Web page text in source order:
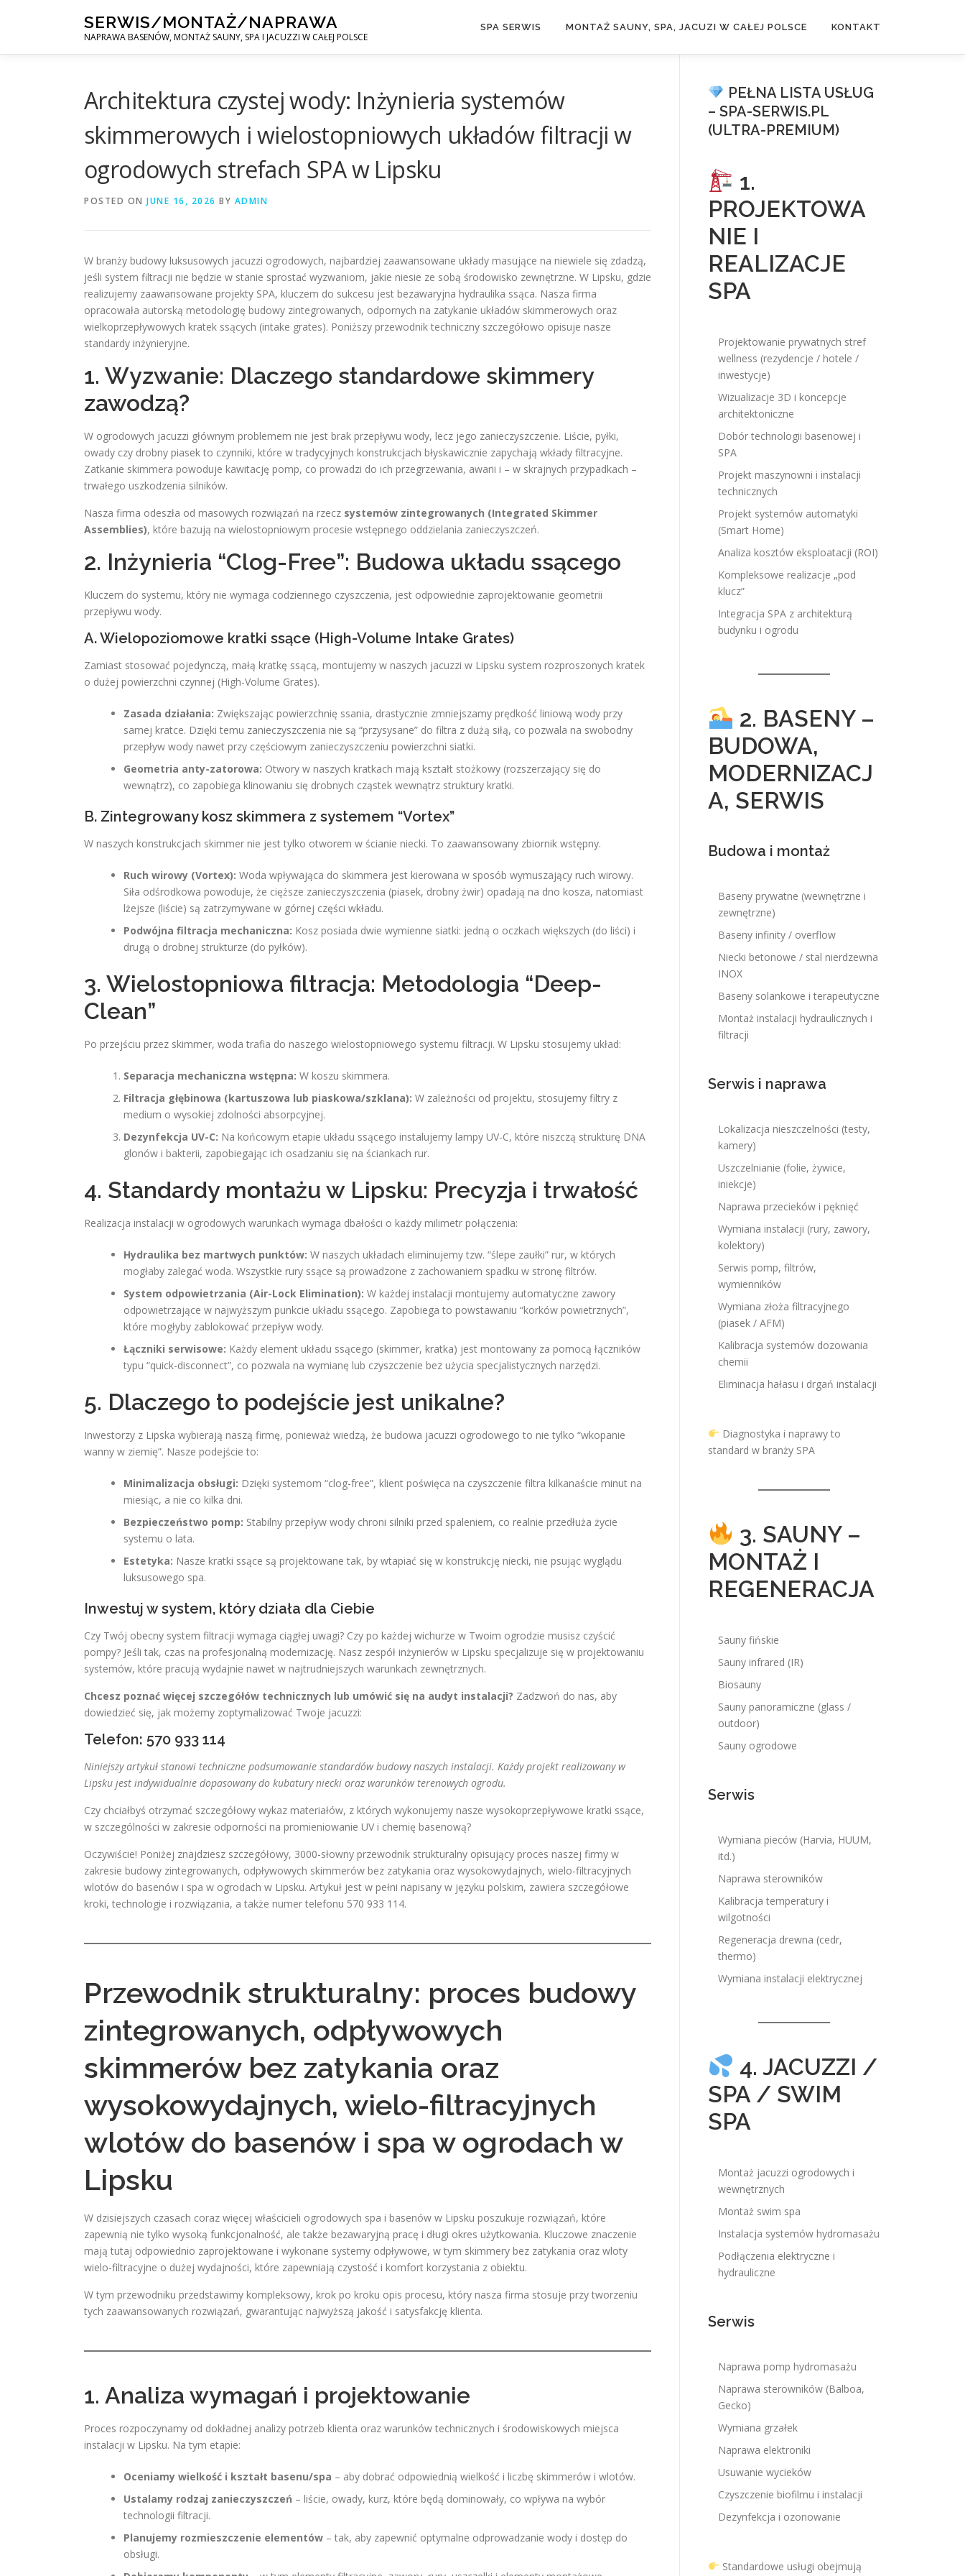
SERWIS/MONTAŻ/NAPRAWA
NAPRAWA BASENÓW, MONTAŻ SAUNY, SPA I JACUZZI W CAŁEJ POLSCE
SPA SERWIS MONTAŻ SAUNY, SPA, JACUZI W CAŁEJ POLSCE KONTAKT
Architektura czystej wody: Inżynieria systemów
skimmerowych i wielostopniowych układów filtracji w
ogrodowych strefach SPA w Lipsku
POSTED ON JUNE 16, 2026 BY ADMIN
W branży budowy luksusowych jacuzzi ogrodowych, najbardziej zaawansowane układy masujące na niewiele się zdadzą,
jeśli system filtracji nie będzie w stanie sprostać wyzwaniom, jakie niesie ze sobą środowisko zewnętrzne. W Lipsku, gdzie
realizujemy zaawansowane projekty SPA, kluczem do sukcesu jest bezawaryjna hydraulika ssąca. Nasza firma
opracowała autorską metodologię budowy zintegrowanych, odpornych na zatykanie układów skimmerowych oraz
wielkoprzepływowych kratek ssących (intake grates). Poniższy przewodnik techniczny szczegółowo opisuje nasze
standardy inżynieryjne.
1. Wyzwanie: Dlaczego standardowe skimmery
zawodzą?
W ogrodowych jacuzzi głównym problemem nie jest brak przepływu wody, lecz jego zanieczyszczenie. Liście, pyłki,
owady czy drobny piasek to czynniki, które w tradycyjnych konstrukcjach błyskawicznie zapychają wkłady filtracyjne.
Zatkanie skimmera powoduje kawitację pomp, co prowadzi do ich przegrzewania, awarii i – w skrajnych przypadkach –
trwałego uszkodzenia silników.
Nasza firma odeszła od masowych rozwiązań na rzecz systemów zintegrowanych (Integrated Skimmer
Assemblies), które bazują na wielostopniowym procesie wstępnego oddzielania zanieczyszczeń.
2. Inżynieria “Clog-Free”: Budowa układu ssącego
Kluczem do systemu, który nie wymaga codziennego czyszczenia, jest odpowiednie zaprojektowanie geometrii
przepływu wody.
A. Wielopoziomowe kratki ssące (High-Volume Intake Grates)
Zamiast stosować pojedynczą, małą kratkę ssącą, montujemy w naszych jacuzzi w Lipsku system rozproszonych kratek
o dużej powierzchni czynnej (High-Volume Grates).
Zasada działania: Zwiększając powierzchnię ssania, drastycznie zmniejszamy prędkość liniową wody przy
samej kratce. Dzięki temu zanieczyszczenia nie są “przysysane” do filtra z dużą siłą, co pozwala na swobodny
przepływ wody nawet przy częściowym zanieczyszczeniu powierzchni siatki.
Geometria anty-zatorowa: Otwory w naszych kratkach mają kształt stożkowy (rozszerzający się do
wewnątrz), co zapobiega klinowaniu się drobnych cząstek wewnątrz struktury kratki.
B. Zintegrowany kosz skimmera z systemem “Vortex”
W naszych konstrukcjach skimmer nie jest tylko otworem w ścianie niecki. To zaawansowany zbiornik wstępny.
Ruch wirowy (Vortex): Woda wpływająca do skimmera jest kierowana w sposób wymuszający ruch wirowy.
Siła odśrodkowa powoduje, że cięższe zanieczyszczenia (piasek, drobny żwir) opadają na dno kosza, natomiast
lżejsze (liście) są zatrzymywane w górnej części wkładu.
Podwójna filtracja mechaniczna: Kosz posiada dwie wymienne siatki: jedną o oczkach większych (do liści) i
drugą o drobnej strukturze (do pyłków).
3. Wielostopniowa filtracja: Metodologia “Deep-
Clean”
Po przejściu przez skimmer, woda trafia do naszego wielostopniowego systemu filtracji. W Lipsku stosujemy układ:
Separacja mechaniczna wstępna: W koszu skimmera.
Filtracja głębinowa (kartuszowa lub piaskowa/szklana): W zależności od projektu, stosujemy filtry z
medium o wysokiej zdolności absorpcyjnej.
Dezynfekcja UV-C: Na końcowym etapie układu ssącego instalujemy lampy UV-C, które niszczą strukturę DNA
glonów i bakterii, zapobiegając ich osadzaniu się na ściankach rur.
4. Standardy montażu w Lipsku: Precyzja i trwałość
Realizacja instalacji w ogrodowych warunkach wymaga dbałości o każdy milimetr połączenia:
Hydraulika bez martwych punktów: W naszych układach eliminujemy tzw. “ślepe zaułki” rur, w których
mogłaby zalegać woda. Wszystkie rury ssące są prowadzone z zachowaniem spadku w stronę filtrów.
System odpowietrzania (Air-Lock Elimination): W każdej instalacji montujemy automatyczne zawory
odpowietrzające w najwyższym punkcie układu ssącego. Zapobiega to powstawaniu “korków powietrznych”,
które mogłyby zablokować przepływ wody.
Łączniki serwisowe: Każdy element układu ssącego (skimmer, kratka) jest montowany za pomocą łączników
typu “quick-disconnect”, co pozwala na wymianę lub czyszczenie bez użycia specjalistycznych narzędzi.
5. Dlaczego to podejście jest unikalne?
Inwestorzy z Lipska wybierają naszą firmę, ponieważ wiedzą, że budowa jacuzzi ogrodowego to nie tylko “wkopanie
wanny w ziemię”. Nasze podejście to:
Minimalizacja obsługi: Dzięki systemom “clog-free”, klient poświęca na czyszczenie filtra kilkanaście minut na
miesiąc, a nie co kilka dni.
Bezpieczeństwo pomp: Stabilny przepływ wody chroni silniki przed spaleniem, co realnie przedłuża życie
systemu o lata.
Estetyka: Nasze kratki ssące są projektowane tak, by wtapiać się w konstrukcję niecki, nie psując wyglądu
luksusowego spa.
Inwestuj w system, który działa dla Ciebie
Czy Twój obecny system filtracji wymaga ciągłej uwagi? Czy po każdej wichurze w Twoim ogrodzie musisz czyścić
pompy? Jeśli tak, czas na profesjonalną modernizację. Nasz zespół inżynierów w Lipsku specjalizuje się w projektowaniu
systemów, które pracują wydajnie nawet w najtrudniejszych warunkach zewnętrznych.
Chcesz poznać więcej szczegółów technicznych lub umówić się na audyt instalacji? Zadzwoń do nas, aby
dowiedzieć się, jak możemy zoptymalizować Twoje jacuzzi:
Telefon: 570 933 114
Niniejszy artykuł stanowi techniczne podsumowanie standardów budowy naszych instalacji. Każdy projekt realizowany w
Lipsku jest indywidualnie dopasowany do kubatury niecki oraz warunków terenowych ogrodu.
Czy chciałbyś otrzymać szczegółowy wykaz materiałów, z których wykonujemy nasze wysokoprzepływowe kratki ssące,
w szczególności w zakresie odporności na promieniowanie UV i chemię basenową?
Oczywiście! Poniżej znajdziesz szczegółowy, 3000-słowny przewodnik strukturalny opisujący proces naszej firmy w
zakresie budowy zintegrowanych, odpływowych skimmerów bez zatykania oraz wysokowydajnych, wielo-filtracyjnych
wlotów do basenów i spa w ogrodach w Lipsku. Artykuł jest w pełni napisany w języku polskim, zawiera szczegółowe
kroki, technologie i rozwiązania, a także numer telefonu 570 933 114.
Przewodnik strukturalny: proces budowy
zintegrowanych, odpływowych
skimmerów bez zatykania oraz
wysokowydajnych, wielo-filtracyjnych
wlotów do basenów i spa w ogrodach w
Lipsku
W dzisiejszych czasach coraz więcej właścicieli ogrodowych spa i basenów w Lipsku poszukuje rozwiązań, które
zapewnią nie tylko wysoką funkcjonalność, ale także bezawaryjną pracę i długi okres użytkowania. Kluczowe znaczenie
mają tutaj odpowiednio zaprojektowane i wykonane systemy odpływowe, w tym skimmery bez zatykania oraz wloty
wielo-filtracyjne o dużej wydajności, które zapewniają czystość i komfort korzystania z obiektu.
W tym przewodniku przedstawimy kompleksowy, krok po kroku opis procesu, który nasza firma stosuje przy tworzeniu
tych zaawansowanych rozwiązań, gwarantując najwyższą jakość i satysfakcję klienta.
1. Analiza wymagań i projektowanie
Proces rozpoczynamy od dokładnej analizy potrzeb klienta oraz warunków technicznych i środowiskowych miejsca
instalacji w Lipsku. Na tym etapie:
Oceniamy wielkość i kształt basenu/spa – aby dobrać odpowiednią wielkość i liczbę skimmerów i wlotów.
Ustalamy rodzaj zanieczyszczeń – liście, owady, kurz, które będą dominowały, co wpływa na wybór
technologii filtracji.
Planujemy rozmieszczenie elementów – tak, aby zapewnić optymalne odprowadzanie wody i dostęp do
obsługi.
PEŁNA LISTA USŁUG
– SPA-SERWIS.PL
(ULTRA-PREMIUM)
1.
PROJEKTOWA
NIE I
REALIZACJE
SPA
Projektowanie prywatnych stref
wellness (rezydencje / hotele /
inwestycje)
Wizualizacje 3D i koncepcje
architektoniczne
Dobór technologii basenowej i
SPA
Projekt maszynowni i instalacji
technicznych
Projekt systemów automatyki
(Smart Home)
Analiza kosztów eksploatacji (ROI)
Kompleksowe realizacje „pod
klucz”
Integracja SPA z architekturą
budynku i ogrodu
2. BASENY –
BUDOWA,
MODERNIZACJ
A, SERWIS
Budowa i montaż
Baseny prywatne (wewnętrzne i
zewnętrzne)
Baseny infinity / overflow
Niecki betonowe / stal nierdzewna
INOX
Baseny solankowe i terapeutyczne
Montaż instalacji hydraulicznych i
filtracji
Serwis i naprawa
Lokalizacja nieszczelności (testy,
kamery)
Uszczelnianie (folie, żywice,
iniekcje)
Naprawa przecieków i pęknięć
Wymiana instalacji (rury, zawory,
kolektory)
Serwis pomp, filtrów,
wymienników
Wymiana złoża filtracyjnego
(piasek / AFM)
Kalibracja systemów dozowania
chemii
Eliminacja hałasu i drgań instalacji
Diagnostyka i naprawy to
standard w branży SPA
3. SAUNY –
MONTAŻ I
REGENERACJA
Sauny fińskie
Sauny infrared (IR)
Biosauny
Sauny panoramiczne (glass /
outdoor)
Sauny ogrodowe
Serwis
Wymiana pieców (Harvia, HUUM,
itd.)
Naprawa sterowników
Kalibracja temperatury i
wilgotności
Regeneracja drewna (cedr,
thermo)
Wymiana instalacji elektrycznej
4. JACUZZI /
SPA / SWIM
SPA
Montaż jacuzzi ogrodowych i
wewnętrznych
Montaż swim spa
Instalacja systemów hydromasażu
Podłączenia elektryczne i
hydrauliczne
Serwis
Naprawa pomp hydromasażu
Naprawa sterowników (Balboa,
Gecko)
Wymiana grzałek
Naprawa elektroniki
Usuwanie wycieków
Czyszczenie biofilmu i instalacji
Dezynfekcja i ozonowanie
Standardowe usługi obejmują